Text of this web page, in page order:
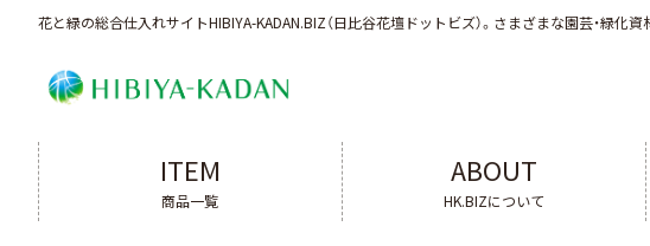
花と緑の総合仕入れサイトHIBIYA-KADAN.BIZ（日比谷花壇ドットビズ）。 さまざまな園芸・緑化資
ITEM
商品一覧
ABOUT
HK.BIZについて